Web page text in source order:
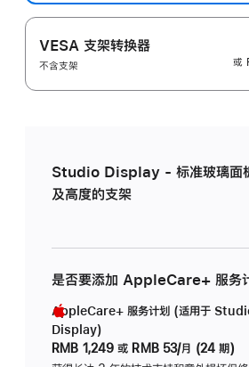
VESA 支架转换器
不含支架
或
Studio Display - 标准玻璃面
及高度的支架
是否要添加 AppleCare+ 服务
AppleCare+ 服务计划 (适用于
Display)
RMB 1,249 或 RMB 53/月 (24 期)